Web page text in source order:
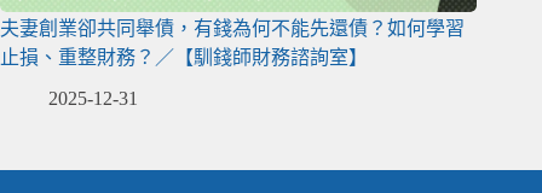
夫妻創業卻共同舉債，有錢為何不能先還債？如何學習
止損、重整財務？／【馴錢師財務諮詢室】
2025-12-31